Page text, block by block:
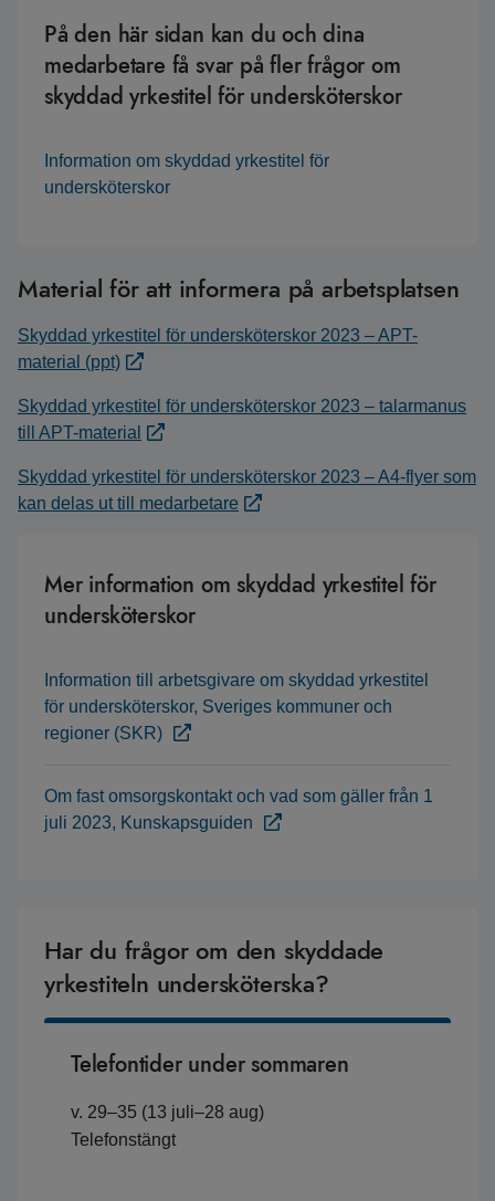
På den här sidan kan du och dina
medarbetare få svar på fler frågor om
skyddad yrkestitel för undersköterskor
Information om skyddad yrkestitel för
undersköterskor
Material för att informera på arbetsplatsen
Skyddad yrkestitel för undersköterskor 2023 – APT-
material (ppt)
Skyddad yrkestitel för undersköterskor 2023 – talarmanus
till APT-material
Skyddad yrkestitel för undersköterskor 2023 – A4-flyer som
kan delas ut till medarbetare
Mer information om skyddad yrkestitel för
undersköterskor
Information till arbetsgivare om skyddad yrkestitel
för undersköterskor, Sveriges kommuner och
regioner (SKR)
Om fast omsorgskontakt och vad som gäller från 1
juli 2023, Kunskapsguiden
Har du frågor om den skyddade
yrkestiteln undersköterska?
Telefontider under sommaren
v. 29–35 (13 juli–28 aug)
Telefonstängt